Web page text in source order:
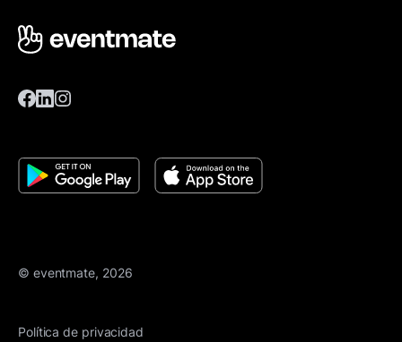
© eventmate, 2026
Política de privacidad